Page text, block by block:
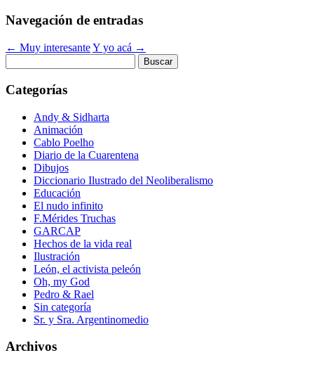
Navegación de entradas
← Muy interesanteY yo acá →
Categorías
Andy & Sidharta
Animación
Cablo Poelho
Diario de la Cuarentena
Dibujos
Diccionario Ilustrado del Neoliberalismo
Educación
El nudo infinito
F.Mérides Truchas
GARCAP
Hechos de la vida real
Ilustración
León, el activista peleón
Oh, my God
Pedro & Rael
Sin categoría
Sr. y Sra. Argentinomedio
Archivos